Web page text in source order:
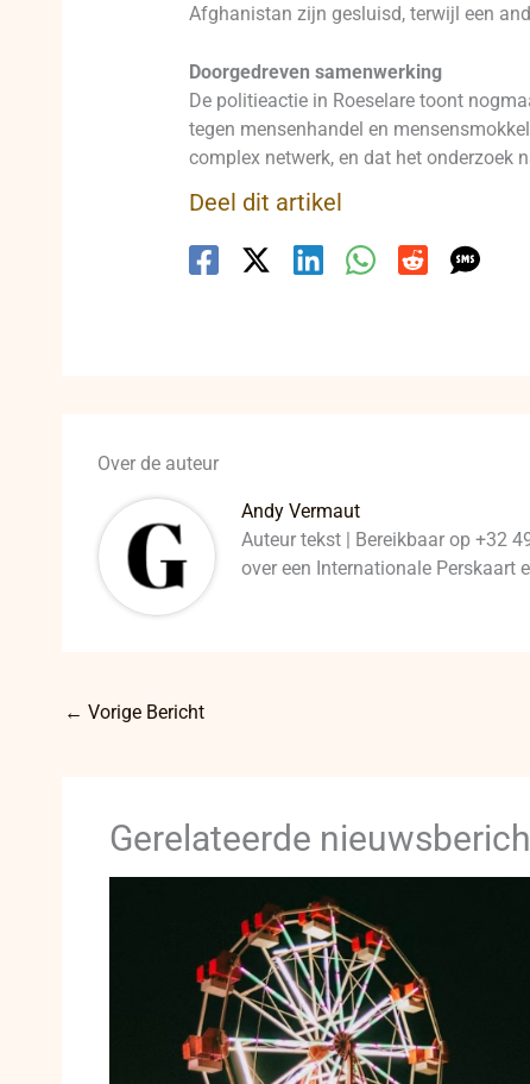
Afghanistan zijn gesluisd, terwijl een
Doorgedreven samenwerking
De politieactie in Roeselare toont
tegen mensenhandel en
complex netwerk, en dat het onderzoek
Deel dit artikel
Over de auteur
Andy Vermaut
Auteur tekst | Bereikbaar op +32
over een Internationale Perskaart
← Vorige Bericht
Gerelateerde